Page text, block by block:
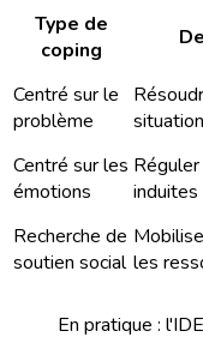
Type de
coping
Centré sur le
problème
Centré sur les
émotions
induites
Recherche de
soutien social les
En pratique :